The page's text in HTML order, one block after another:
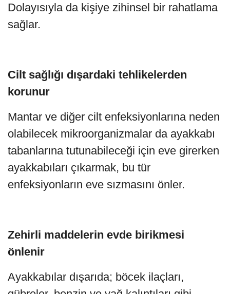
Dolayısıyla da kişiye zihinsel bir rahatlama
sağlar.
Cilt sağlığı dışardaki tehlikelerden
korunur
Mantar ve diğer cilt enfeksiyonlarına neden
olabilecek mikroorganizmalar da ayakkabı
tabanlarına tutunabileceği için eve girerken
ayakkabıları çıkarmak, bu tür
enfeksiyonların eve sızmasını önler.
Zehirli maddelerin evde birikmesi
önlenir
Ayakkabılar dışarıda; böcek ilaçları,